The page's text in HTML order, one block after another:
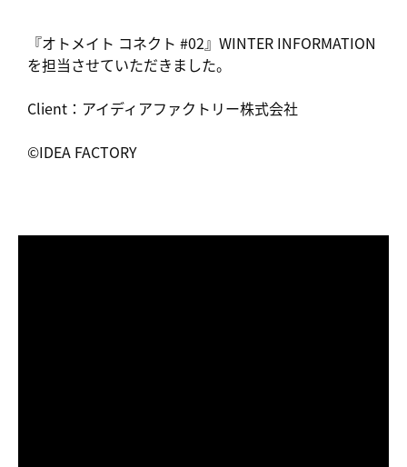
『オトメイト コネクト #02』WINTER INFORMATION
を担当させていただきました。
Client：アイディアファクトリー株式会社
©IDEA FACTORY